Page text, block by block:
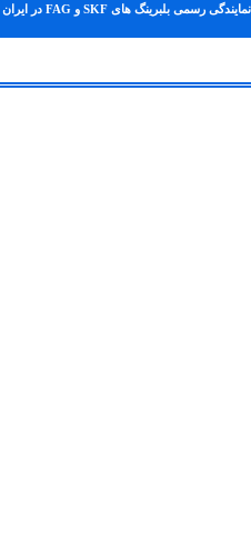
نمایندگی رسمی بلبرینگ های SKF و FAG در ایران